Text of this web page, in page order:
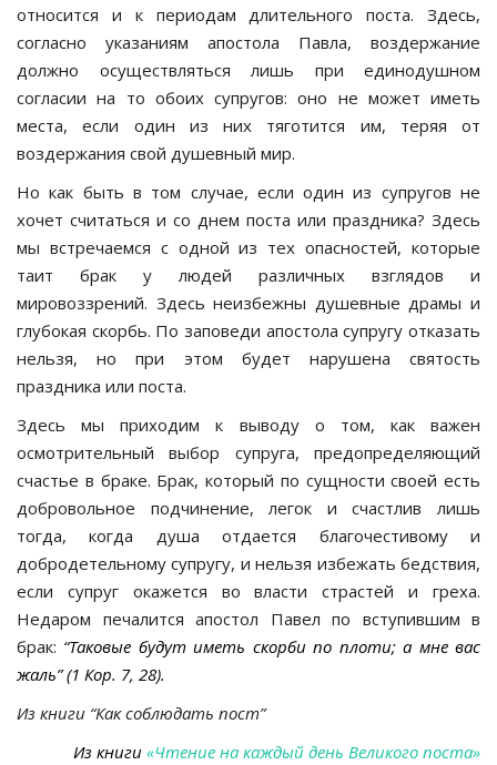
относится и к периодам длительного поста. Здесь,
согласно указаниям апостола Павла, воздержание
должно осуществляться лишь при единодушном
согласии на то обоих супругов: оно не может иметь
места, если один из них тяготится им, теряя от
воздержания свой душевный мир.
Но как быть в том случае, если один из супругов не
хочет считаться и со днем поста или праздника? Здесь
мы встречаемся с одной из тех опасностей, которые
таит брак у людей различных взглядов и
мировоззрений. Здесь неизбежны душевные драмы и
глубокая скорбь. По заповеди апостола супругу отказать
нельзя, но при этом будет нарушена святость
праздника или поста.
Здесь мы приходим к выводу о том, как важен
осмотрительный выбор супруга, предопределяющий
счастье в браке. Брак, который по сущности своей есть
добровольное подчинение, легок и счастлив лишь
тогда, когда душа отдается благочестивому и
добродетельному супругу, и нельзя избежать бедствия,
если супруг окажется во власти страстей и греха.
Недаром печалится апостол Павел по вступившим в
брак: “Таковые будут иметь скорби по плоти; а мне вас
жаль” (1 Кор. 7, 28).
Из книги “Как соблюдать пост”
Из книги «Чтение на каждый день Великого поста»